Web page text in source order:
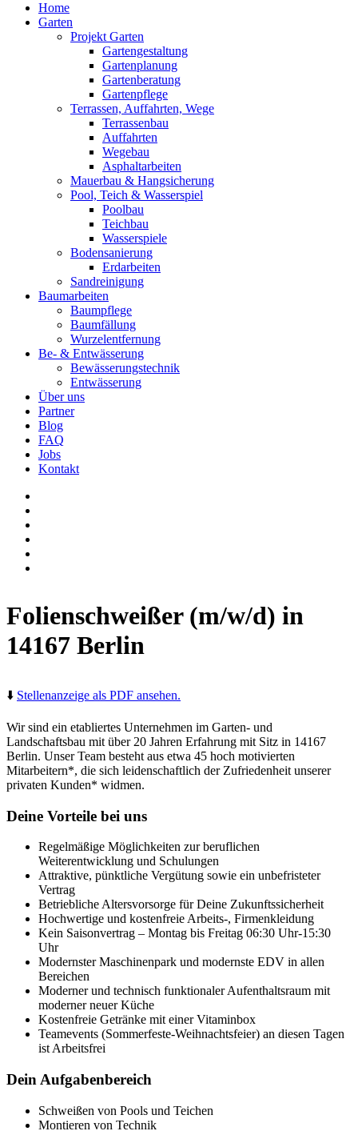
Home
Garten
Projekt Garten
Gartengestaltung
Gartenplanung
Gartenberatung
Gartenpflege
Terrassen, Auffahrten, Wege
Terrassenbau
Auffahrten
Wegebau
Asphaltarbeiten
Mauerbau & Hangsicherung
Pool, Teich & Wasserspiel
Poolbau
Teichbau
Wasserspiele
Bodensanierung
Erdarbeiten
Sandreinigung
Baumarbeiten
Baumpflege
Baumfällung
Wurzelentfernung
Be- & Entwässerung
Bewässerungstechnik
Entwässerung
Über uns
Partner
Blog
FAQ
Jobs
Kontakt
Folienschweißer (m/w/d) in
14167 Berlin
⬇️ Stellenanzeige als PDF ansehen.
Wir sind ein etabliertes Unternehmen im Garten- und
Landschaftsbau mit über 20 Jahren Erfahrung mit Sitz in 14167
Berlin. Unser Team besteht aus etwa 45 hoch motivierten
Mitarbeitern*, die sich leidenschaftlich der Zufriedenheit unserer
privaten Kunden* widmen.
Deine Vorteile bei uns
Regelmäßige Möglichkeiten zur beruflichen
Weiterentwicklung und Schulungen
Attraktive, pünktliche Vergütung sowie ein unbefristeter
Vertrag
Betriebliche Altersvorsorge für Deine Zukunftssicherheit
Hochwertige und kostenfreie Arbeits-, Firmenkleidung
Kein Saisonvertrag – Montag bis Freitag 06:30 Uhr-15:30
Uhr
Modernster Maschinenpark und modernste EDV in allen
Bereichen
Moderner und technisch funktionaler Aufenthaltsraum mit
moderner neuer Küche
Kostenfreie Getränke mit einer Vitaminbox
Teamevents (Sommerfeste-Weihnachtsfeier) an diesen Tagen
ist Arbeitsfrei
Dein Aufgabenbereich
Schweißen von Pools und Teichen
Montieren von Technik